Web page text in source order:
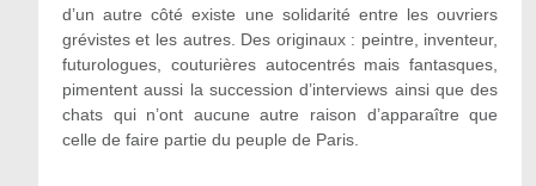
d’un autre côté existe une solidarité entre les ouvriers
grévistes et les autres. Des originaux : peintre, inventeur,
futurologues, couturières autocentrés mais fantasques,
pimentent aussi la succession d’interviews ainsi que des
chats qui n’ont aucune autre raison d’apparaître que
celle de faire partie du peuple de Paris.